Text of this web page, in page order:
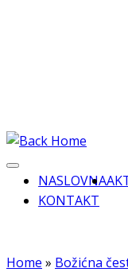
NASLOVNA
KONTAKT
Home » Božićna